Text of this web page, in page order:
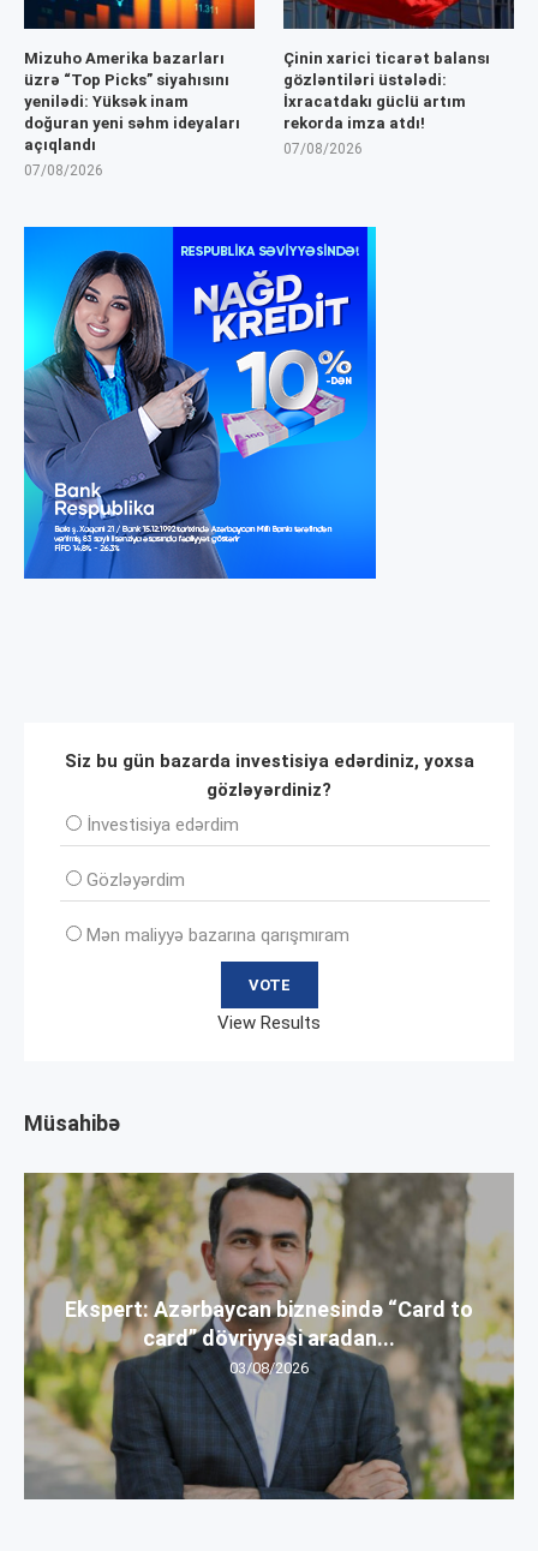
Mizuho Amerika bazarları
üzrə “Top Picks” siyahısını
yenilədi: Yüksək inam
doğuran yeni səhm ideyaları
açıqlandı
07/08/2026
Çinin xarici ticarət balansı
gözləntiləri üstələdi:
İxracatdakı güclü artım
rekorda imza atdı!
07/08/2026
Siz bu gün bazarda investisiya edərdiniz, yoxsa
gözləyərdiniz?
İnvеstisiya edərdim
Gözləyərdim
Mən maliyyə bazarına qarışmıram
View Results
Müsahibə
Ekspert: Azərbaycan biznesində “Card to
card” dövriyyəsi aradan...
03/08/2026